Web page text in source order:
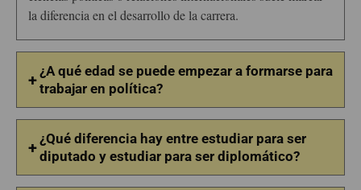
la diferencia en el desarrollo de la carrera.
+¿A qué edad se puede empezar a formarse para
trabajar en política?
interesarse desde bachillerato o universidad, participando en
asociaciones, debates o actividades relacionadas con la vida
pública. Lo importante no es cuándo empiezas, sino
+¿Qué diferencia hay entre estudiar para ser
diputado y estudiar para ser diplomático?